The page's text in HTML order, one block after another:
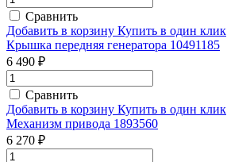
Сравнить
Добавить в корзину Купить в один клик
Крышка передняя генератора 10491185
6 490 ₽
Сравнить
Добавить в корзину Купить в один клик
Механизм привода 1893560
6 270 ₽